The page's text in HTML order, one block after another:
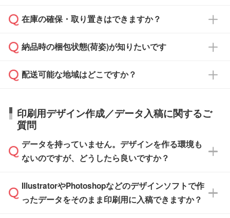
校や幼稚園・保育園であれば、同様の条件でご
ご希望の際は担当スタッフまでお気軽にご相談
ください。
たは注文フォームの『ご注文に関する備考欄』
ご入金確認後、1～2営業日で出荷いたしま
タッフまでお問い合わせください。
ル」に注文予定日をご入力いただくと、おおよ
その締切日や出荷目安をご確認いただけます。
品が決まりましたらお早めのご発注をお願いい
たします。
ご希望の納期がある場合は、お問い合わせ・お
い。
応が可能かご案内いたします。
す。>>対象商品はこちら
※最短出荷日は商品によって異なります。各商
品ページにてご確認ください
在庫の確保・取り置きはできますか？
ご入金確認後に在庫を確保し、注文確定のご連
はできかねますので予めご了承ください。
納品時の梱包状態(荷姿)が知りたいです
商品によって異なります。各ページにある商品
す。(白箱、化粧箱、ブリスターパックなど)
【袋入り】 商品がひとつずつ袋に入っていま
す。(透明袋、デザイン袋など)
【個包装なし】 個包装がされていない状態で
※化粧箱から白箱への入れ替えや、オリジナル
箱の作成は原則承っておりません。
配送可能な地域はどこですか？
日本全国へお届けが可能です。なお、海外への
直接納品は行っておりませんので予めご了承く
ださい。
印刷用デザイン作成／データ入稿に関するご
質問
データを持っていません。デザインを作る環境も
ないのですが、どうしたら良いですか？
無料の「デザインシミュレーター」を使えば、
PCやスマホから簡単にデザインを作成できま
IllustratorやPhotoshopなどのデザインソフトで作
ったデータをそのまま印刷用に入稿できますか？